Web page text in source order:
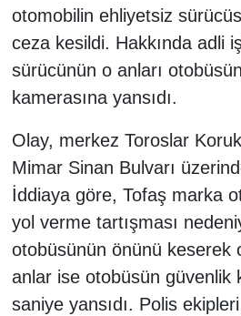
otomobilin ehliyetsiz
ceza kesildi. Hakkında adli
sürücünün o anları
kamerasına yansıdı.
Olay, merkez Toroslar
Mimar Sinan Bulvarı
İddiaya göre, Tofaş marka
yol verme tartışması
otobüsünün önünü keserek
anlar ise otobüsün güvenlik
saniye yansıdı. Polis